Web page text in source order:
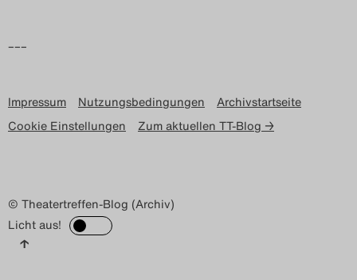
–––
Impressum Nutzungsbedingungen
Archivstartseite
Cookie Einstellungen
Zum aktuellen TT-Blog →
© Theatertreffen-Blog (Archiv)
Licht aus!
↑